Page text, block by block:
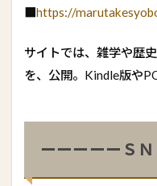
■https://
サイトでは、雑学や歴
を、公開。Kindle版や
ーーーーーＳ